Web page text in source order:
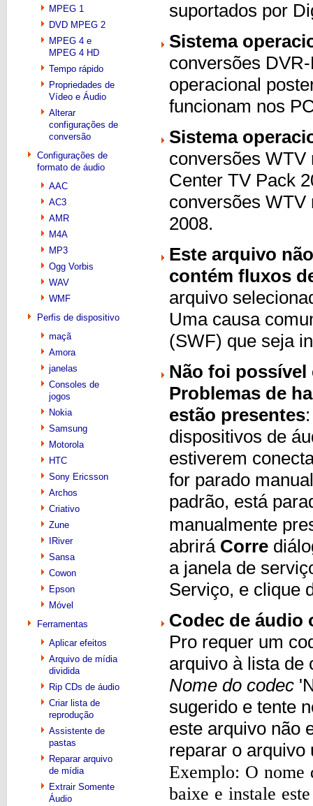
MPEG 1
DVD MPEG 2
MPEG 4 e
MPEG 4 HD
Tempo rápido
Propriedades de
Vídeo e Áudio
Alterar
configurações de
conversão
Configurações de
formato de áudio
AAC
AC3
AMR
M4A
MP3
Ogg Vorbis
WAV
WMF
Perfis de dispositivo
maçã
Amora
janelas
Consoles de
jogos
Nokia
Samsung
Motorola
HTC
Sony Ericsson
Archos
Criativo
Zune
IRiver
Sansa
Cowon
Epson
Móvel
Ferramentas
Aplicar efeitos
Arquivo de mídia
dividida
Rip CDs de áudio
Criar lista de
reprodução
Assistente de
pastas
Reparar arquivo
de mídia
Extrair Somente
Áudio
suportados por
Sistema
conversões
operacional
funcionam nos
Sistema
conversões WTV
Center TV Pack
conversões WTV
2008.
Este arquivo
contém fluxos
arquivo
Uma causa
(SWF) que seja
Não foi
Problemas de
estão presentes
dispositivos de
estiverem
for parado
padrão, está
manualmente
abrirá Corre
a janela de
Serviço, e clique
Codec de áudio
Pro requer um
arquivo à lista de
Nome do codec
sugerido e tente
este arquivo não
reparar o
Exemplo: O
baixe e instale